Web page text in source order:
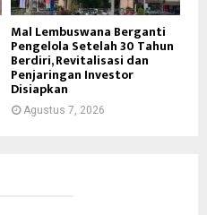
Mal Lembuswana Berganti
Pengelola Setelah 30 Tahun
Berdiri, Revitalisasi dan
Penjaringan Investor
Disiapkan
Agustus 7, 2026